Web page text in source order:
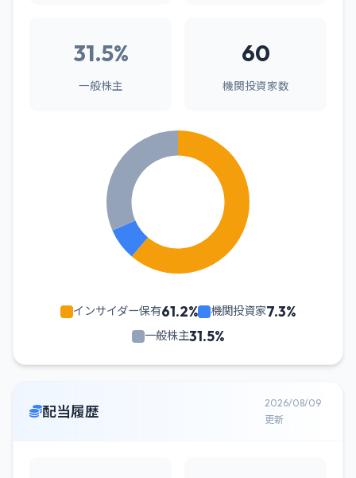
31.5%
一般株主
60
機関投資家数
インサイダー保有61.2% 機関投資家7.3%
一般株主31.5%
配当履歴
2026/08/09
更新